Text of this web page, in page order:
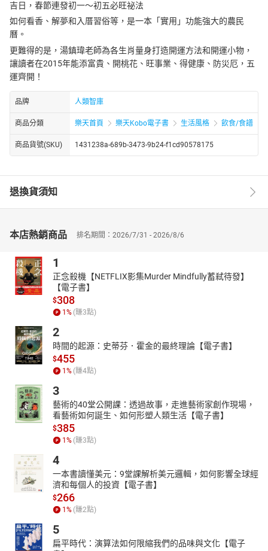
吉日，春節連發初一～初五必旺祕法
如何看香、解夢和入厝習俗等，是一本「實用」功能強大的農民
曆。
更難得的是，湯鎮瑋老師為各生肖量身打造開運方法和開運小物，
讓讀者在2015年能添富貴、開桃花、旺事業、得健康、防災厄，五
運齊開！
品牌 人類智庫
商品分類 樂天首頁 樂天Kobo電子書 生活風格 飲食/食譜
商品貨號(SKU) 1431238a-689b-3473-9b24-f1cd90578175
退換貨須知
本店熱銷商品 排名期間：2026/7/31 - 2026/8/6
1
正念殺機【NETFLIX影集Murder Mindfully蓄弒待發】
【電子書】
$308
1 % (賺3點)
2
時間的起源：史蒂芬．霍金的最終理論【電子書】
$455
1 % (賺4點)
3
藝術的40堂公開課：透過故事，走進藝術家創作現場，
看藝術如何誕生、如何形塑人類生活【電子書】
$385
1 % (賺3點)
4
一本書讀懂美元：9堂課解析美元邏輯，如何影響全球經
濟和每個人的投資【電子書】
$266
1 % (賺2點)
5
扁平時代：演算法如何限縮我們的品味與文化【電子